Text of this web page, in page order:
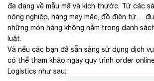
đa dạng về mẫu mã và kích thước. Từ các
nông nghiệp, hàng may mặc, đồ điện tử…
những món hàng không nằm trong danh
luật.
Và nếu các bạn đã sẵn sàng sử dụng dịch
có thể tham khảo ngay quy trình order
Logistics như sau: